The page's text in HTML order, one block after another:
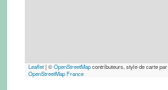
Leaflet|©OpenStreetMapcontributeurs, style de carte par
OpenStreetMap France